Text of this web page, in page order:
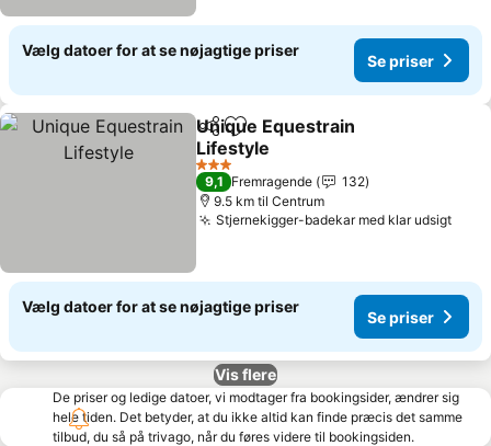
Vælg datoer for at se nøjagtige priser
Se priser
Del Føj til favoritter
Unique Equestrain
Lifestyle
3 Stjerner
9,1 Fremragende
132
9.5 km til Centrum
Stjernekigger-badekar med klar udsigt
Vælg datoer for at se nøjagtige priser
Se priser
Vis flere
De priser og ledige datoer, vi modtager fra bookingsider, ændrer sig
hele tiden. Det betyder, at du ikke altid kan finde præcis det samme
tilbud, du så på trivago, når du føres videre til bookingsiden.